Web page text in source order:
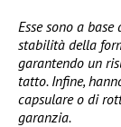
Esse sono a
stabilità della
garantendo un
tatto. Infine,
capsulare o di
garanzia.